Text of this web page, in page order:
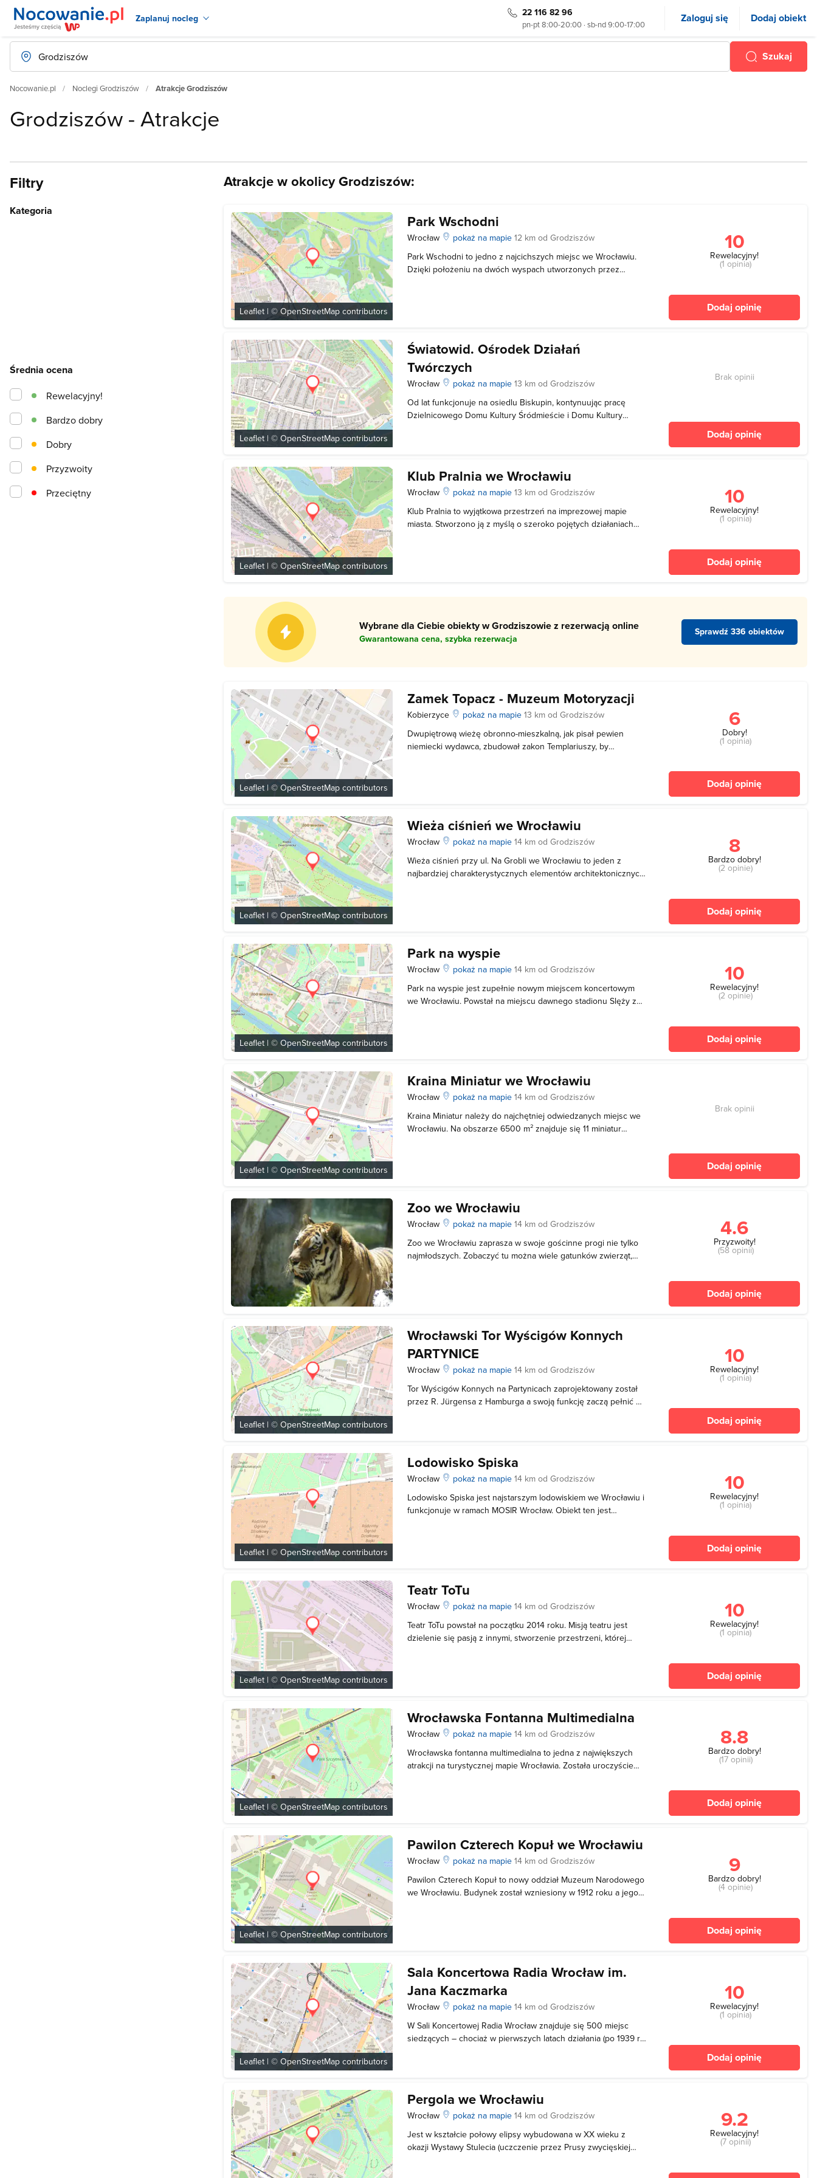
Zaplanuj nocleg 22 116 82 96
pn-pt 8:00-20:00 · sb-nd 9:00-17:00 Zaloguj się Dodaj obiekt
Szukaj
Nocowanie.pl Noclegi Grodziszów Atrakcje Grodziszów
Grodziszów - Atrakcje
Atrakcje w okolicy Grodziszów:
Leaflet | ©OpenStreetMap contributors
Park Wschodni
Wrocław pokaż na mapie12 km od Grodziszów
Park Wschodni to jedno z najcichszych miejsc we Wrocławiu.
Dzięki położeniu na dwóch wyspach utworzonych przez
10
Rewelacyjny!
(1 opinia)
Dodaj opinię
Leaflet | ©OpenStreetMap contributors
Światowid. Ośrodek Działań
Twórczych
Wrocław pokaż na mapie13 km od Grodziszów
Od lat funkcjonuje na osiedlu Biskupin, kontynuując pracę
Dzielnicowego Domu Kultury Śródmieście i Domu Kultury
Brak opinii
Dodaj opinię
Leaflet | ©OpenStreetMap contributors
Klub Pralnia we Wrocławiu
Wrocław pokaż na mapie13 km od Grodziszów
Klub Pralnia to wyjątkowa przestrzeń na imprezowej mapie
miasta. Stworzono ją z myślą o szeroko pojętych działaniach
10
Rewelacyjny!
(1 opinia)
Dodaj opinię
Wybrane dla Ciebie obiekty w Grodziszowie z rezerwacją online
Gwarantowana cena, szybka rezerwacja
Sprawdź 336 obiektów
Leaflet | ©OpenStreetMap contributors
Zamek Topacz - Muzeum Motoryzacji
Kobierzyce pokaż na mapie13 km od Grodziszów
Dwupiętrową wieżę obronno-mieszkalną, jak pisał pewien
niemiecki wydawca, zbudował zakon Templariuszy, by
6
Dobry!
(1 opinia)
Dodaj opinię
Leaflet | ©OpenStreetMap contributors
Wieża ciśnień we Wrocławiu
Wrocław pokaż na mapie14 km od Grodziszów
Wieża ciśnień przy ul. Na Grobli we Wrocławiu to jeden z
najbardziej charakterystycznych elementów architektonicznych
8
Bardzo dobry!
(2 opinie)
Dodaj opinię
Leaflet | ©OpenStreetMap contributors
Park na wyspie
Wrocław pokaż na mapie14 km od Grodziszów
Park na wyspie jest zupełnie nowym miejscem koncertowym
we Wrocławiu. Powstał na miejscu dawnego stadionu Slęży za
10
Rewelacyjny!
(2 opinie)
Dodaj opinię
Leaflet | ©OpenStreetMap contributors
Kraina Miniatur we Wrocławiu
Wrocław pokaż na mapie14 km od Grodziszów
Kraina Miniatur należy do najchętniej odwiedzanych miejsc we
Wrocławiu. Na obszarze 6500 m² znajduje się 11 miniatur
Brak opinii
Dodaj opinię
Zoo we Wrocławiu
Wrocław pokaż na mapie14 km od Grodziszów
Zoo we Wrocławiu zaprasza w swoje gościnne progi nie tylko
najmłodszych. Zobaczyć tu można wiele gatunków zwierząt,
4.6
Przyzwoity!
(58 opinii)
Dodaj opinię
Leaflet | ©OpenStreetMap contributors
Wrocławski Tor Wyścigów Konnych
PARTYNICE
Wrocław pokaż na mapie14 km od Grodziszów
Tor Wyścigów Konnych na Partynicach zaprojektowany został
przez R. Jürgensa z Hamburga a swoją funkcję zaczą pełnić od
10
Rewelacyjny!
(1 opinia)
Dodaj opinię
Leaflet | ©OpenStreetMap contributors
Lodowisko Spiska
Wrocław pokaż na mapie14 km od Grodziszów
Lodowisko Spiska jest najstarszym lodowiskiem we Wrocławiu i
funkcjonuje w ramach MOSIR Wrocław. Obiekt ten jest
10
Rewelacyjny!
(1 opinia)
Dodaj opinię
Leaflet | ©OpenStreetMap contributors
Teatr ToTu
Wrocław pokaż na mapie14 km od Grodziszów
Teatr ToTu powstał na początku 2014 roku. Misją teatru jest
dzielenie się pasją z innymi, stworzenie przestrzeni, której
10
Rewelacyjny!
(1 opinia)
Dodaj opinię
Leaflet | ©OpenStreetMap contributors
Wrocławska Fontanna Multimedialna
Wrocław pokaż na mapie14 km od Grodziszów
Wrocławska fontanna multimedialna to jedna z największych
atrakcji na turystycznej mapie Wrocławia. Została uroczyście
8.8
Bardzo dobry!
(17 opinii)
Dodaj opinię
Leaflet | ©OpenStreetMap contributors
Pawilon Czterech Kopuł we Wrocławiu
Wrocław pokaż na mapie14 km od Grodziszów
Pawilon Czterech Kopuł to nowy oddział Muzeum Narodowego
we Wrocławiu. Budynek został wzniesiony w 1912 roku a jego
9
Bardzo dobry!
(4 opinie)
Dodaj opinię
Leaflet | ©OpenStreetMap contributors
Sala Koncertowa Radia Wrocław im.
Jana Kaczmarka
Wrocław pokaż na mapie14 km od Grodziszów
W Sali Koncertowej Radia Wrocław znajduje się 500 miejsc
siedzących – chociaż w pierwszych latach działania (po 1939 r.)
10
Rewelacyjny!
(1 opinia)
Dodaj opinię
Pergola we Wrocławiu
Wrocław pokaż na mapie14 km od Grodziszów
Jest w kształcie połowy elipsy wybudowana w XX wieku z
okazji Wystawy Stulecia (uczczenie przez Prusy zwycięskiej
9.2
Rewelacyjny!
(7 opinii)
Filtry
Kategoria
Średnia ocena
Przeciętny
Przyzwoity
Dobry
Bardzo dobry
Rewelacyjny!